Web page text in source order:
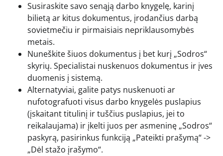
Susiraskite savo senąją darbo knygelę, karinį
bilietą ar kitus dokumentus, įrodančius darbą
sovietmečiu ir pirmaisiais nepriklausomybės
metais.
Nuneškite šiuos dokumentus į bet kurį „Sodros“
skyrių. Specialistai nuskenuos dokumentus ir įves
duomenis į sistemą.
Alternatyviai, galite patys nuskenuoti ar
nufotografuoti visus darbo knygelės puslapius
(įskaitant titulinį ir tuščius puslapius, jei to
reikalaujama) ir įkelti juos per asmeninę „Sodros“
paskyrą, pasirinkus funkciją „Pateikti prašymą“ ->
„Dėl stažo įrašymo“.